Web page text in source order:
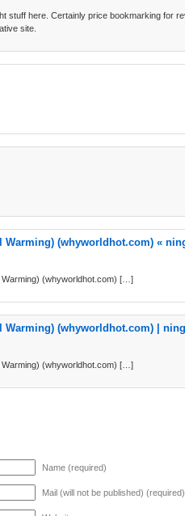
stuff here. Certainly price bookmarking for
site.
Warming) (whyworldhot.com) «
(whyworldhot.com) […]
Warming) (whyworldhot.com) |
(whyworldhot.com) […]
Name (required)
Mail (will not be published) (required)